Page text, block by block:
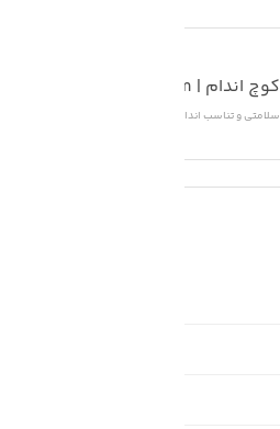
کوچ اندام | Coachandam
سلامتی و تناسب اندام